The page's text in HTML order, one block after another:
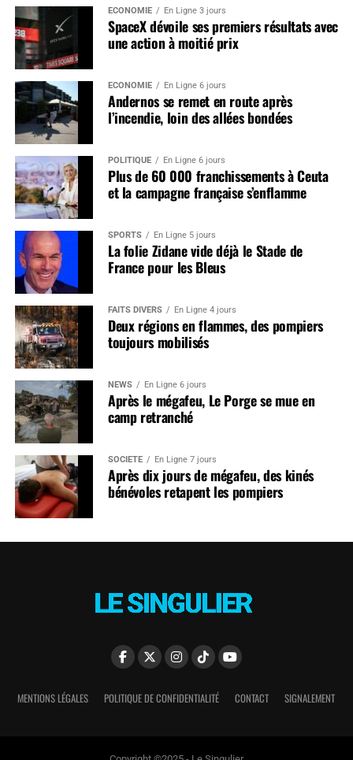
ÉCONOMIE En Ligne 3 jours
SpaceX dévoile ses premiers résultats avec
une action à moitié prix
ÉCONOMIE En Ligne 6 jours
Andernos se remet en route après
l’incendie, loin des allées bondées
POLITIQUE En Ligne 6 jours
Plus de 60 000 franchissements à Ceuta
et la campagne française s’enflamme
SPORTS En Ligne 5 jours
La folie Zidane vide déjà le Stade de
France pour les Bleus
FAITS DIVERS En Ligne 4 jours
Deux régions en flammes, des pompiers
toujours mobilisés
NEWS En Ligne 6 jours
Après le mégafeu, Le Porge se mue en
camp retranché
SOCIÉTÉ En Ligne 7 jours
Après dix jours de mégafeu, des kinés
bénévoles retapent les pompiers
MENTIONS LÉGALES POLITIQUE DE CONFIDENTIALITÉ CONTACT SIGNALEMENT